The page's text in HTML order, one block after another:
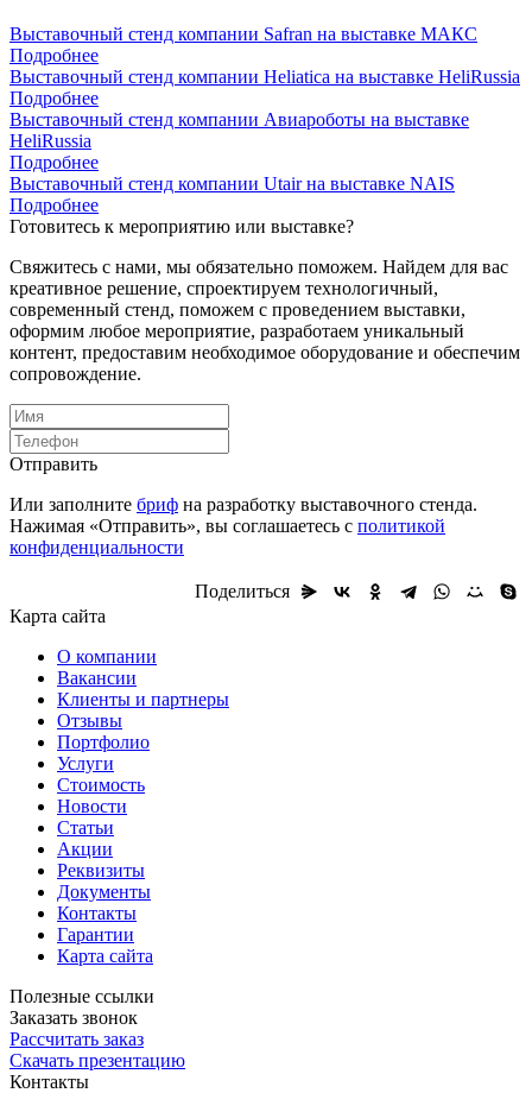
Выставочный стенд компании Safran на выставке МАКС
Подробнее
Выставочный стенд компании Heliatica на выставке HeliRussia
Подробнее
Выставочный стенд компании Авиароботы на выставке
HeliRussia
Подробнее
Выставочный стенд компании Utair на выставке NAIS
Подробнее
Готовитесь к мероприятию или выставке?
Свяжитесь с нами, мы обязательно поможем. Найдем для вас
креативное решение, спроектируем технологичный,
современный стенд, поможем с проведением выставки,
оформим любое мероприятие, разработаем уникальный
контент, предоставим необходимое оборудование и обеспечим
сопровождение.
Отправить
Или заполните бриф на разработку выставочного стенда.
Нажимая «Отправить», вы соглашаетесь с политикой
конфиденциальности
Поделиться
Карта сайта
О компании
Вакансии
Клиенты и партнеры
Отзывы
Портфолио
Услуги
Стоимость
Новости
Статьи
Акции
Реквизиты
Документы
Контакты
Гарантии
Карта сайта
Полезные ссылки
Заказать звонок
Рассчитать заказ
Скачать презентацию
Контакты